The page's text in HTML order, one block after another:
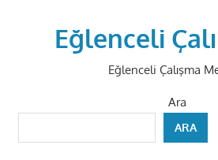
Eğlenceli
Eğlenceli Çalışma
Ara
ARA